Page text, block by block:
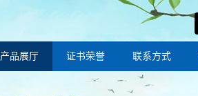
产品展厅 证书荣誉 联系方式